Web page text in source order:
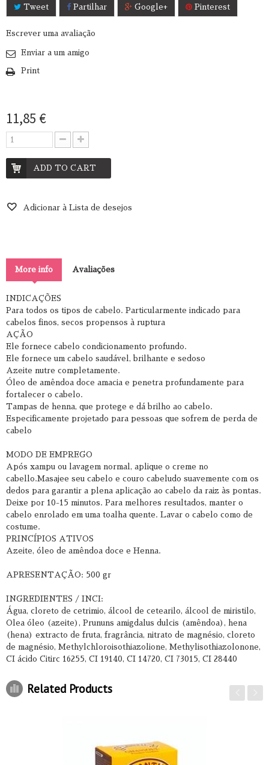
Tweet Partilhar Google+ Pinterest
Escrever uma avaliação
Enviar a um amigo
Print
11,85 €
ADD TO CART
Adicionar à Lista de desejos
More info Avaliações
INDICAÇÕES
Para todos os tipos de cabelo. Particularmente indicado para
cabelos finos, secos propensos à ruptura
AÇÃO
Ele fornece cabelo condicionamento profundo.
Ele fornece um cabelo saudável, brilhante e sedoso
Azeite nutre completamente.
Óleo de amêndoa doce amacia e penetra profundamente para
fortalecer o cabelo.
Tampas de henna, que protege e dá brilho ao cabelo.
Especificamente projetado para pessoas que sofrem de perda de
cabelo
MODO DE EMPREGO
Após xampu ou lavagem normal, aplique o creme no
cabello.Masajee seu cabelo e couro cabeludo suavemente com os
dedos para garantir a plena aplicação ao cabelo da raiz às pontas.
Deixe por 10-15 minutos. Para melhores resultados, manter o
cabelo enrolado em uma toalha quente. Lavar o cabelo como de
costume.
PRINCÍPIOS ATIVOS
Azeite, óleo de amêndoa doce e Henna.
APRESENTAÇÃO: 500 gr
INGREDIENTES / INCI:
Água, cloreto de cetrimio, álcool de cetearilo, álcool de miristilo,
Olea óleo (azeite), Prununs amigdalus dulcis (amêndoa), hena
(hena) extracto de fruta, fragrância, nitrato de magnésio, cloreto
de magnésio, Methylchloroisothiazolione, Methylisothiazolonone,
CI ácido Citirc 16255, CI 19140, CI 14720, CI 73015, CI 28440
Related Products